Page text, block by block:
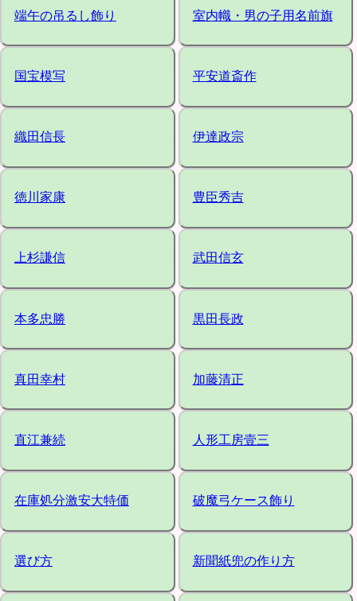
端午の吊るし飾り 室内幟・男の子用名前旗
国宝模写 平安道斎作
織田信長 伊達政宗
徳川家康 豊臣秀吉
上杉謙信 武田信玄
本多忠勝 黒田長政
真田幸村 加藤清正
直江兼続 人形工房壹三
在庫処分激安大特価 破魔弓ケース飾り
選び方 新聞紙兜の作り方